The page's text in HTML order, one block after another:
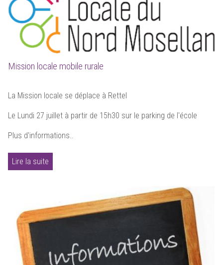
Mission locale mobile rurale
La Mission locale se déplace à Rettel
Le Lundi 27 juillet à partir de 15h30 sur le parking de l'école
Plus d'informations..
Lire la suite